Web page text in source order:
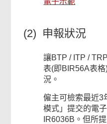
(2) 申報狀況
讓BTP / ITP /
表(即BIR56A表
況。
僱主可檢索最近3
模式」提交的電
IR6036B。但所